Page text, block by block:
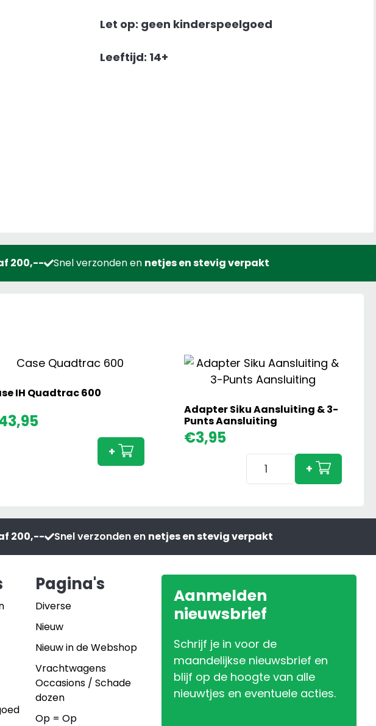
Let op: geen kinderspeelgoed
Leeftijd: 14+
200,-- Snel verzonden en netjes en stevig verpakt
IH Quadtrac 600
IH
600
+
Adapter Siku Aansluiting & 3-
Punts Aansluiting
€3,95
Adapter
Siku
Punts
Aansluiting
aantal
+
200,-- Snel verzonden en netjes en stevig verpakt
Pagina's
Diverse
Nieuw
Nieuw in de Webshop
Vrachtwagens
Occasions / Schade
dozen
Op = Op
Aanmelden
nieuwsbrief
Schrijf je in voor de
maandelijkse nieuwsbrief en
blijf op de hoogte van alle
nieuwtjes en eventuele acties.